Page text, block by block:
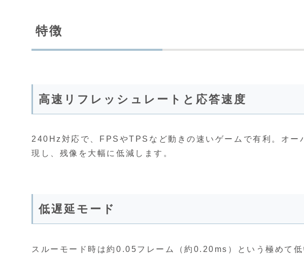
特徴
高速リフレッシュレートと応答速度
240Hz対応で、FPSやTPSなど動きの速いゲームで有利。オ
現し、残像を大幅に低減します。
低遅延モード
スルーモード時は約0.05フレーム（約0.20ms）という極めて